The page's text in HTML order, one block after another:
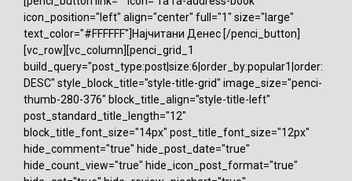
icon_position="left" align="center" full="1" size="large"
text_color="#FFFFFF"]Најчитани Денес [/penci_button]
[vc_row][vc_column][penci_grid_1
build_query="post_type:post|size:6|order_by:popular1|order:
DESC" style_block_title="style-title-grid" image_size="penci-
thumb-280-376" block_title_align="style-title-left"
post_standard_title_length="12"
block_title_font_size="14px" post_title_font_size="12px"
hide_comment="true" hide_post_date="true"
hide_count_view="true" hide_icon_post_format="true"